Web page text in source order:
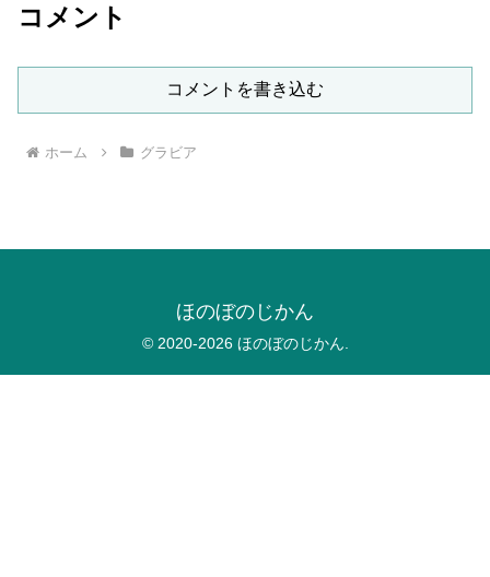
コメント
コメントを書き込む
ホーム グラビア
ほのぼのじかん
© 2020-2026 ほのぼのじかん.